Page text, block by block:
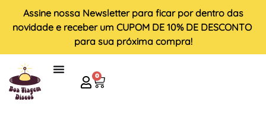
Assine nossa Newsletter para ficar por dentro das
novidade e receber um CUPOM DE 10% DE DESCONTO
para sua próxima compra!
0